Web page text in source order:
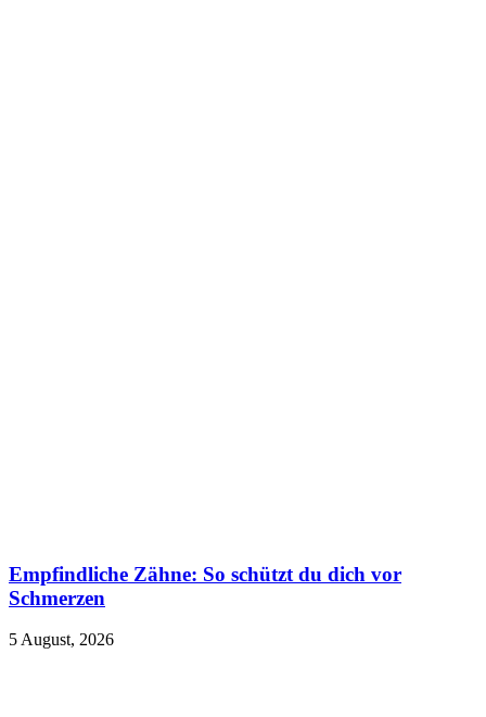
Empfindliche Zähne: So schützt du dich vor
Schmerzen
5 August, 2026